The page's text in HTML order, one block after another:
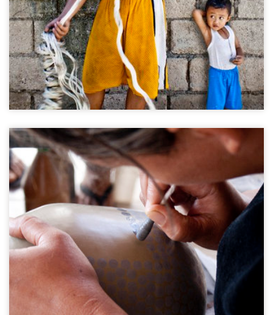
Keramiek ambachtsvrouwen
Minas Gerais, Brazil